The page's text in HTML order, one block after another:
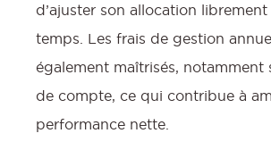
d’ajuster son allocation
temps. Les frais de gestion
également maîtrisés, notamment
de compte, ce qui contribue à
performance nette.